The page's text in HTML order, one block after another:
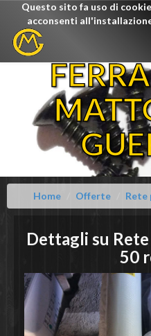
Questo sito fa uso di
acconsenti
Home Offerte Rete
Dettagli su
50